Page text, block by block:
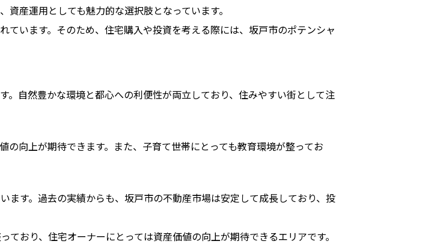
産運用としても魅力的な選択肢となっています。
います。そのため、住宅購入や投資を考える際には、坂戸市のポテンシャ
自然豊かな環境と都心への利便性が両立しており、住みやすい街として注
向上が期待できます。また、子育て世帯にとっても教育環境が整ってお
す。過去の実績からも、坂戸市の不動産市場は安定して成長しており、投
おり、住宅オーナーにとっては資産価値の向上が期待できるエリアです。